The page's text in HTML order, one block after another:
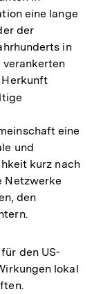
eine lange
der
in
eine
und
kurz nach
Netzwerke
den
den US-
lokal